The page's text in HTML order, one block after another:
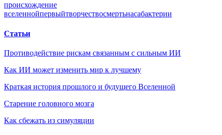
происхождение
вселеннойпервыйтворчествосмертьнасабактерии
Статьи
Противодействие рискам связанным с сильным ИИ
Как ИИ может изменить мир к лучшему
Краткая история прошлого и будущего Вселенной
Старение головного мозга
Как сбежать из симуляции